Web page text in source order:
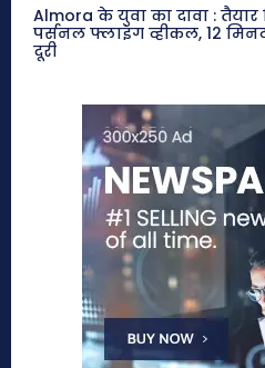
Almora के युवा का दावा :
पर्सनल फ्लाइंग व्हीकल, 12
दूरी